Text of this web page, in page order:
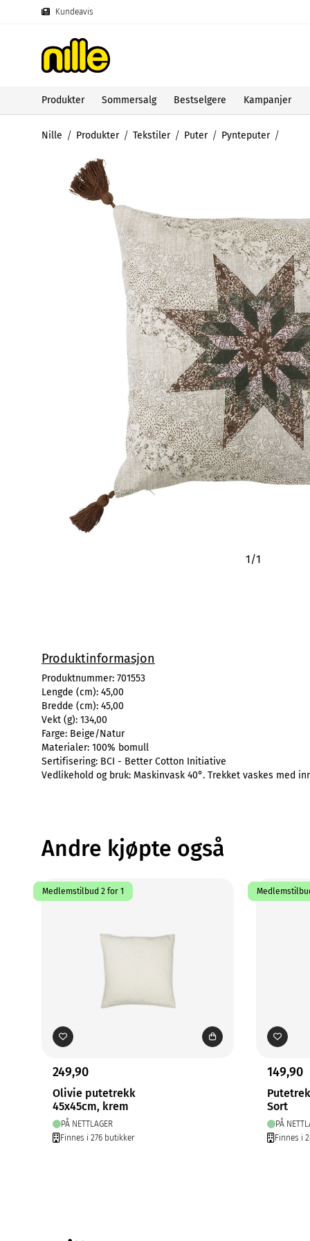
Kundeavis
Produkter Sommersalg Bestselgere Kampanjer
Nille Produkter Tekstiler Puter Pynteputer
1/1
Produktinformasjon
Produktnummer: 701553
Lengde (cm): 45,00
Bredde (cm): 45,00
Vekt (g): 134,00
Farge: Beige/Natur
Materialer: 100% bomull
Sertifisering: BCI - Better Cotton Initiative
Vedlikehold og bruk: Maskinvask 40°. Trekket vaskes med
Andre kjøpte også
Medlemstilbud 2 for 1
249,90
Olivie putetrekk
45x45cm, krem
PÅ NETTLAGER
Finnes i 276 butikker
149,90
Sort
PÅ
Finnes i